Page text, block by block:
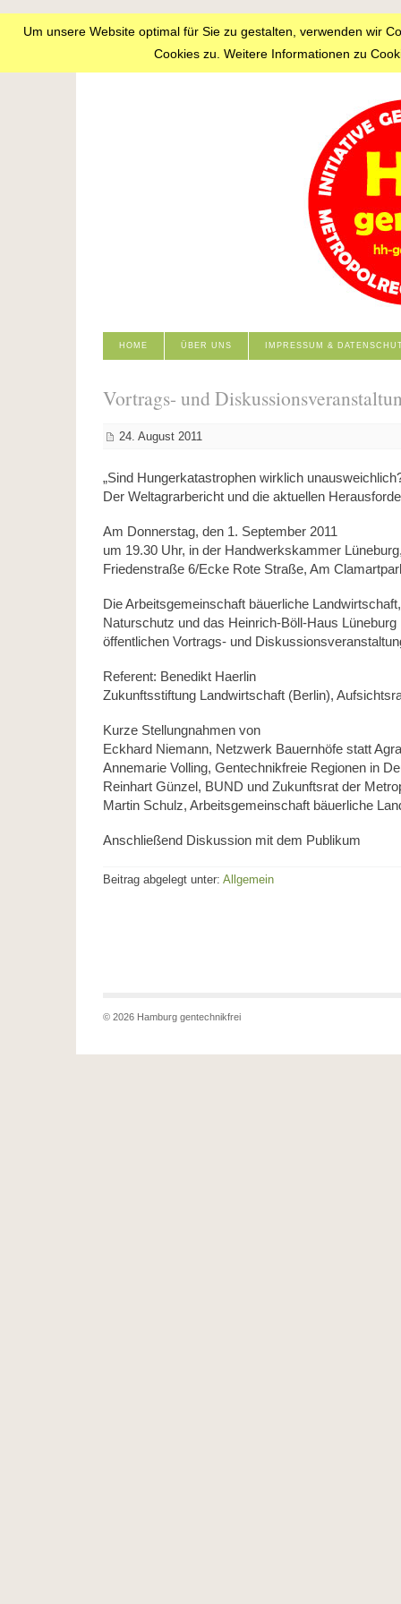
Um unsere Website optimal für Sie zu gestalten, verwenden wir
Cookies zu. Weitere Informationen zu
HOME ÜBER UNS IMPRESSUM &
Vortrags- und
24. August 2011
„Sind Hungerkatastrophen wirklich
Der Weltagrarbericht und die aktuellen
Am Donnerstag, den 1. September 2011
um 19.30 Uhr, in der Handwerkskammer
Friedenstraße 6/Ecke Rote Straße, Am
Die Arbeitsgemeinschaft bäuerliche
Naturschutz und das Heinrich-Böll-Haus
öffentlichen Vortrags- und
Referent: Benedikt Haerlin
Zukunftsstiftung Landwirtschaft (Berlin),
Kurze Stellungnahmen von
Eckhard Niemann, Netzwerk Bauernhöfe statt
Annemarie Volling, Gentechnikfreie Regionen in
Reinhart Günzel, BUND und Zukunftsrat der
Martin Schulz, Arbeitsgemeinschaft bäuerliche
Anschließend Diskussion mit dem Publikum
Beitrag abgelegt unter: Allgemein
© 2026 Hamburg gentechnikfrei